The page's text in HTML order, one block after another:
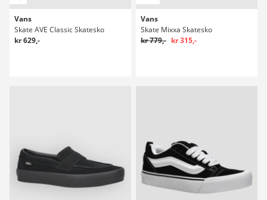
Vans
Skate AVE Classic Skatesko
kr 629,-
Vans
Skate Mixxa Skatesko
kr 779,- kr 315,-